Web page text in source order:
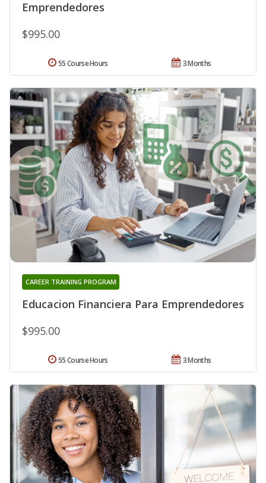
Emprendedores
$995.00
3 Months
55 Course Hours
Educacion Financiera Para Emprendedores
CAREER TRAINING PROGRAM
$995.00
3 Months
55 Course Hours